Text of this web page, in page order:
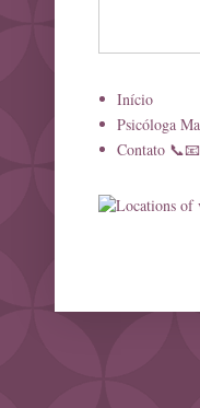
Início
Psicóloga
Contato 📞📧